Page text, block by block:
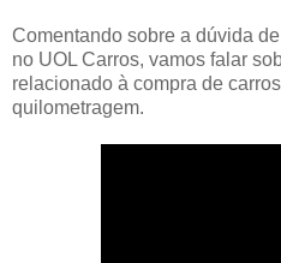
Comentando sobre a dúvida
no UOL Carros, vamos falar
relacionado à compra de
quilometragem.